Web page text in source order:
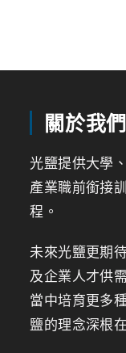
關於我們
光鹽提供大學
產業職前銜接
程。
未來光鹽更期
及企業人才供
當中培育更多
鹽的理念深根